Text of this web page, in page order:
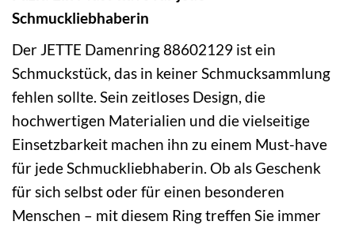
Schmuckliebhaberin
Der JETTE Damenring 88602129 ist ein
Schmuckstück, das in keiner Schmucksammlung
fehlen sollte. Sein zeitloses Design, die
hochwertigen Materialien und die vielseitige
Einsetzbarkeit machen ihn zu einem Must-have
für jede Schmuckliebhaberin. Ob als Geschenk
für sich selbst oder für einen besonderen
Menschen – mit diesem Ring treffen Sie immer